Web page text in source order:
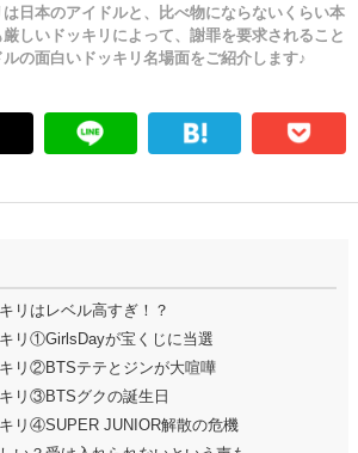
日本のアイドルと、比べ物にならないくらい本
しいドッキリによって、謝罪を要求されること
の面白いドッキリ名場面をご紹介します♪
リはレベル高すぎ！？
リ①GirlsDayが宝くじに当選
リ②BTSテテとジンが大喧嘩
リ③BTSグクの誕生日
リ④SUPER JUNIOR解散の危機